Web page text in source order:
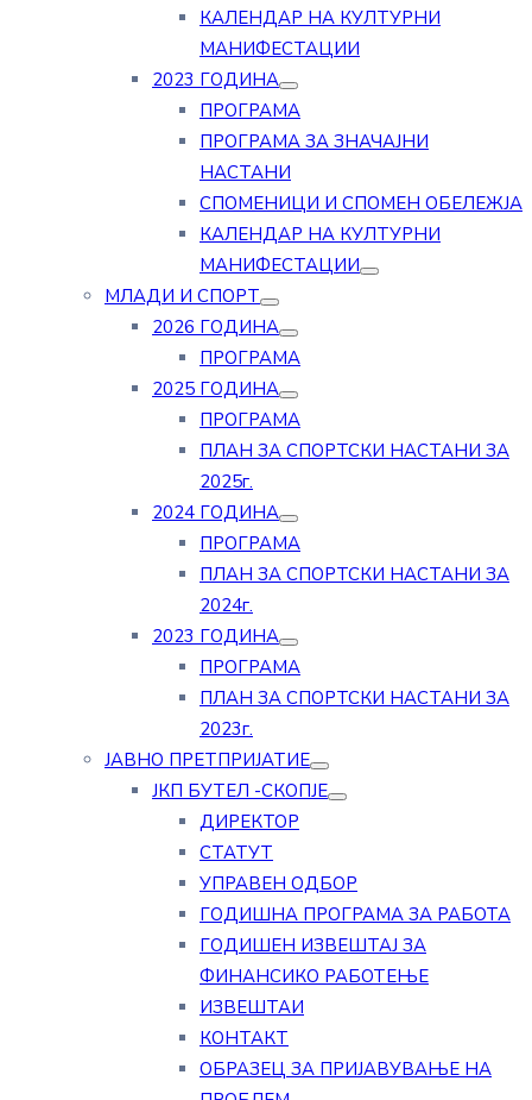
КАЛЕНДАР НА КУЛТУРНИ
МАНИФЕСТАЦИИ
2023 ГОДИНА
ПРОГРАМА
ПРОГРАМА ЗА ЗНАЧАЈНИ
НАСТАНИ
СПОМЕНИЦИ И СПОМЕН ОБЕЛЕЖЈА
КАЛЕНДАР НА КУЛТУРНИ
МАНИФЕСТАЦИИ
МЛАДИ И СПОРТ
2026 ГОДИНА
ПРОГРАМА
2025 ГОДИНА
ПРОГРАМА
ПЛАН ЗА СПОРТСКИ НАСТАНИ ЗА
2025г.
2024 ГОДИНА
ПРОГРАМА
ПЛАН ЗА СПОРТСКИ НАСТАНИ ЗА
2024г.
2023 ГОДИНА
ПРОГРАМА
ПЛАН ЗА СПОРТСКИ НАСТАНИ ЗА
2023г.
ЈАВНО ПРЕТПРИЈАТИЕ
ЈКП БУТЕЛ -СКОПЈЕ
ДИРЕКТОР
СТАТУТ
УПРАВЕН ОДБОР
ГОДИШНА ПРОГРАМА ЗА РАБОТА
ГОДИШЕН ИЗВЕШТАЈ ЗА
ФИНАНСИКО РАБОТЕЊЕ
ИЗВЕШТАИ
КОНТАКТ
ОБРАЗЕЦ ЗА ПРИЈАВУВАЊЕ НА